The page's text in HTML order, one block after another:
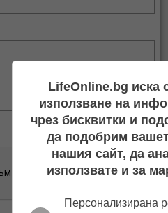
LifeOnline.bg иска
използване на
чрез бисквитки и
да подобрим
нашия сайт, да
използвате и за
Персонализирана